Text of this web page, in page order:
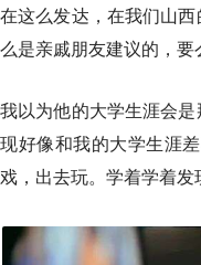
在这么发达，在我们山
么是亲戚朋友建议的，要
我以为他的大学生涯会
现好像和我的大学生涯
戏，出去玩。学着学着发